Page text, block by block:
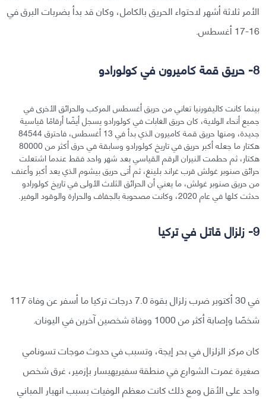
الأمر ثلاثة أشهر لاحتواء الحريق بالكامل، وكان قد بدأ بضربات البرق في
16-17 أغسطس.
8- حريق قمة كاميرون في كولورادو
بينما كانت كاليفورنيا تعاني من حريق أغسطس المركب والحرائق الأخرى في
جميع أنحاء الولاية، كان حريق الغابات في كولورادو يسجل أيضًا أرقامًا قياسية
جديدة، ومنها حريق قمة كاميرون الذي بدأ في 13 أغسطس، فاحترق 84544
هكتار ما جعله أكبر حريق في تاريخ كولورادو وسابقة في حرق أكثر من 80000
هكتار، ثم حطمت النيران الرقم القياسي بعد شهر واحد فقط عندما اشتعلت
حرائق صنوبر غولش قرب غراند بلينغ، ثم أتى حريق بيشوم الذي يعد أكبر وأعنف
من حريق صنوبر غولش، ما يعني أن الحرائق الثلاث الأولى في تاريخ كولورادو
حدثت كلها في عام 2020، وكانت مصحوبة بالجفاف والحرارة والوقود الوفير.
9- زلزال قاتل في تركيا
في 30 أكتوبر ضرب زلزال بقوة 7.0 درجات تركيا ما أسفر عن وفاة 117
شخصًا وإصابة أكثر من 1000 ووفاة شخصين آخرين في اليونان.
كان مركز الزلزال في بحر إيجة، وتسبب في حدوث موجات تسونامي
صغيرة غمرت الشوارع في منطقة سفيريهيسار بإزمير، غرق شخص
واحد على الأقل ومع ذلك كانت معظم الوفيات بسبب انهيار المباني